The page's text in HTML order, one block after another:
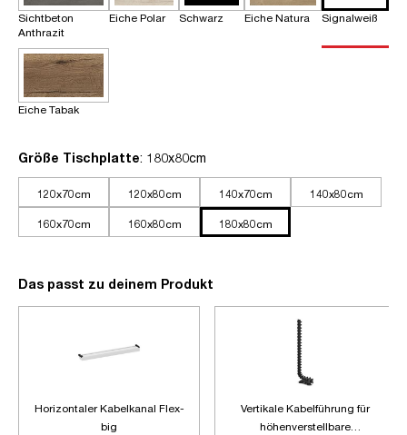
Sichtbeton
Anthrazit
Eiche Polar Schwarz Eiche Natura Signalweiß
Eiche Tabak
Größe Tischplatteauswählen
: 180x80cm
120x70cm 120x80cm 140x70cm 140x80cm
160x70cm 160x80cm 180x80cm
Das passt zu deinem Produkt
Horizontaler Kabelkanal Flex-
big
Vertikale Kabelführung für
höhenverstellbare